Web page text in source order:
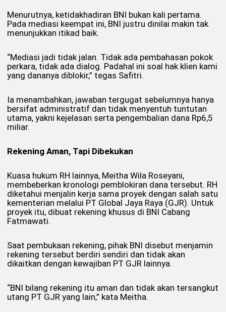
Menurutnya, ketidakhadiran BNI bukan kali pertama.
Pada mediasi keempat ini, BNI justru dinilai makin tak
menunjukkan itikad baik.
“Mediasi jadi tidak jalan. Tidak ada pembahasan pokok
perkara, tidak ada dialog. Padahal ini soal hak klien kami
yang dananya diblokir,” tegas Safitri.
Ia menambahkan, jawaban tergugat sebelumnya hanya
bersifat administratif dan tidak menyentuh tuntutan
utama, yakni kejelasan serta pengembalian dana Rp6,5
miliar.
Rekening Aman, Tapi Dibekukan
Kuasa hukum RH lainnya, Meitha Wila Roseyani,
membeberkan kronologi pemblokiran dana tersebut. RH
diketahui menjalin kerja sama proyek dengan salah satu
kementerian melalui PT Global Jaya Raya (GJR). Untuk
proyek itu, dibuat rekening khusus di BNI Cabang
Fatmawati.
Saat pembukaan rekening, pihak BNI disebut menjamin
rekening tersebut berdiri sendiri dan tidak akan
dikaitkan dengan kewajiban PT GJR lainnya.
“BNI bilang rekening itu aman dan tidak akan tersangkut
utang PT GJR yang lain,” kata Meitha.